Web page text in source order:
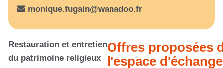
monique.fugain@wanadoo.fr
Restauration et entretien
du patrimoine religieux
Offres proposées
l'espace d'échange